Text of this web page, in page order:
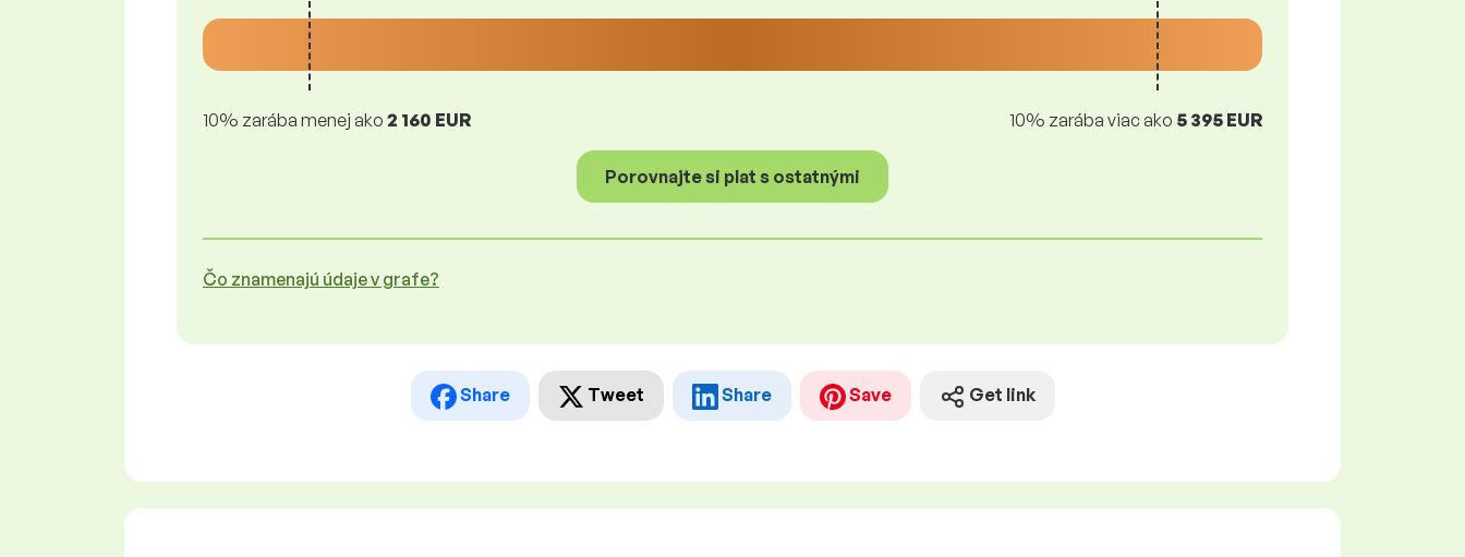
10% zarába menej ako 2 160 EUR 10% zarába viac ako 5 395 EUR
Porovnajte si plat s ostatnými
Čo znamenajú údaje v grafe?
Share Tweet Share Save Get link